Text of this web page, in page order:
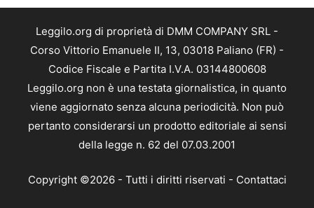
Leggilo.org di proprietà di DMM COMPANY SRL -
Corso Vittorio Emanuele II, 13, 03018 Paliano (FR) -
Codice Fiscale e Partita I.V.A. 03144800608
Leggilo.org non è una testata giornalistica, in quanto
viene aggiornato senza alcuna periodicità. Non può
pertanto considerarsi un prodotto editoriale ai sensi
della legge n. 62 del 07.03.2001
Copyright ©2026 - Tutti i diritti riservati - Contattaci